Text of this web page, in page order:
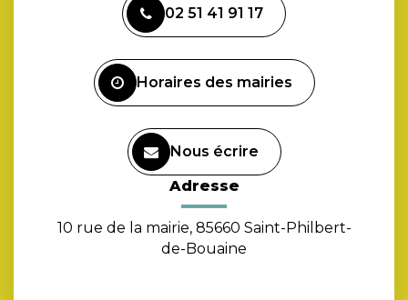
le
compte
02 51 41 91 17
Horaires des mairies
Nous écrire
Adresse
10 rue de la mairie, 85660 Saint-Philbert-
de-Bouaine